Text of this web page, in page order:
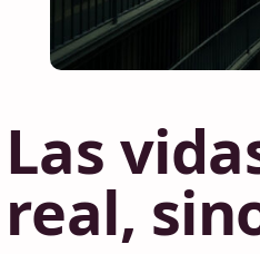
Las
real,